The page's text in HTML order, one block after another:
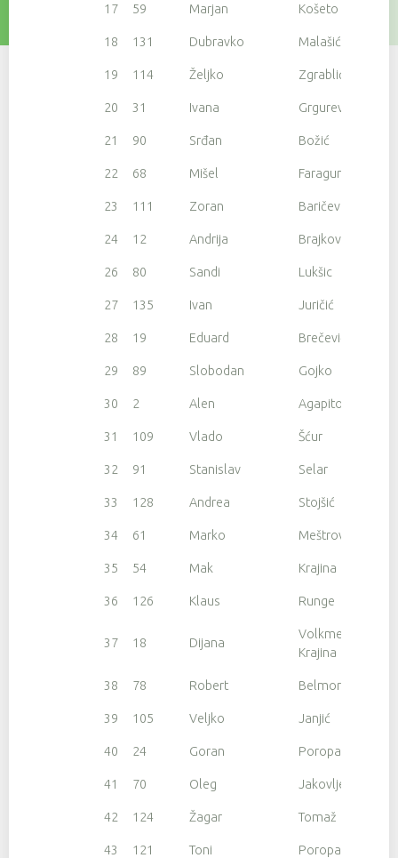
17 59 Marjan Košeto
18 131 Dubravko Malašić
19 114 Željko Zgrablić
20 31 Ivana Grgurević
21 90 Srđan Božić
22 68 Mišel Faraguna
23 111 Zoran Baričević
24 12 Andrija Brajkovic
26 80 Sandi Lukšic
27 135 Ivan Juričić
28 19 Eduard Brečević
29 89 Slobodan Gojko
30 2 Alen Agapito
31 109 Vlado Šćur
32 91 Stanislav Selar
33 128 Andrea Stojšić
34 61 Marko Meštrović
35 54 Mak Krajina
36 126 Klaus Runge
37 18 Dijana
Volkmer
Krajina
38 78 Robert Belmore
39 105 Veljko Janjić
40 24 Goran Poropat
41 70 Oleg Jakovljev
42 124 Žagar Tomaž
43 121 Toni Poropat